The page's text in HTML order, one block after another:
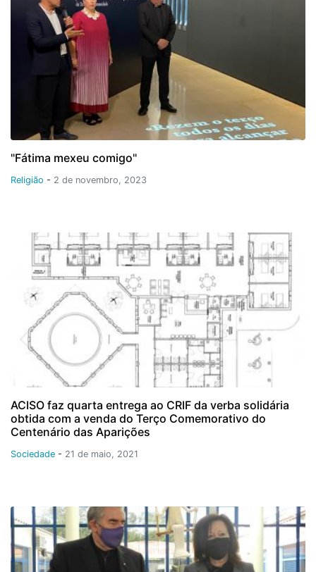
"Fátima mexeu comigo"
Religião - 2 de novembro, 2023
ACISO faz quarta entrega ao CRIF da verba solidária
obtida com a venda do Terço Comemorativo do
Centenário das Aparições
Sociedade - 21 de maio, 2021